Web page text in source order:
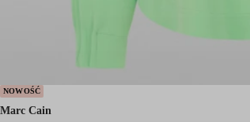
NOWOŚĆ
Marc Cain